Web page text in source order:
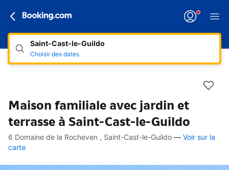
Saint-Cast-le-Guildo
Choisir des dates
Maison familiale avec jardin et
terrasse à Saint-Cast-le-Guildo
Accès rapides
Aller à la description
Aller aux équipements
Aller aux hébergements
Aller aux conditions
6 Domaine de la Rocheven , Saint-Cast-le-Guildo — Voir sur la
carte